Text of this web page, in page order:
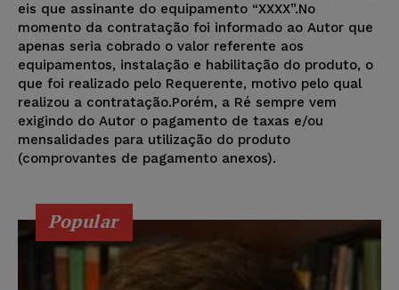
eis que assinante do equipamento “XXXX”.No
momento da contratação foi informado ao Autor que
apenas seria cobrado o valor referente aos
equipamentos, instalação e habilitação do produto, o
que foi realizado pelo Requerente, motivo pelo qual
realizou a contratação.Porém, a Ré sempre vem
exigindo do Autor o pagamento de taxas e/ou
mensalidades para utilização do produto
(comprovantes de pagamento anexos).
Popular